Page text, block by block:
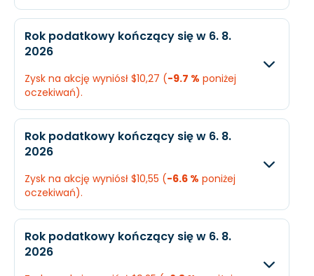
Przychody
Dochód $4,1 mld.
EPS $16,49 N/A
Rok podatkowy kończący się w 6. 8.
2026
Zysk na akcję wyniósł $10,27 (-9.7 % poniżej
oczekiwań).
Przychody
Dochód $2,83 mld.
EPS $11,37
Rok podatkowy kończący się w 6. 8.
2026
Zysk na akcję wyniósł $10,55 (-6.6 % poniżej
oczekiwań).
Przychody
Rok podatkowy kończący się w 6. 8.
2026